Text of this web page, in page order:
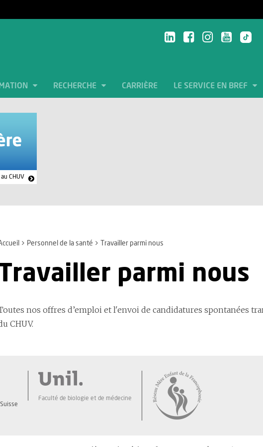
RECHERCHE CARRIÈRE LE SERVICE EN BREF
CHUV
Personnel de la santé Travailler parmi nous
parmi nous
nos offres d’emploi et l'envoi de candidatures spontanées
CHUV.
Faculté de biologie et de médecine